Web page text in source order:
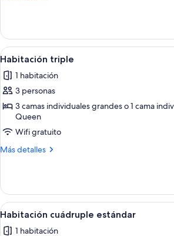
doble
Abrir
todas
las
fotos
de
Habitación
triple
4
Habitación triple
1 habitación
3 personas
3 camas individuales grandes o 1 cama
Queen
Wifi gratuito
Más detalles
Más
triple
Abrir
todas
5
Habitación cuádruple estándar
1 habitación